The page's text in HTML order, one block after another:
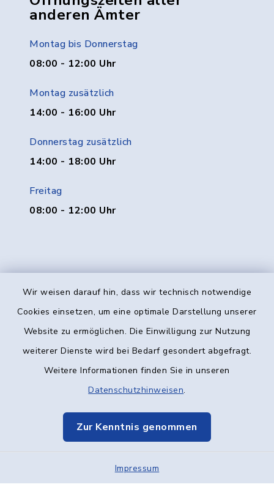
Wir weisen darauf hin, dass wir technisch notwendige
Cookies einsetzen, um eine optimale Darstellung unserer
Website zu ermöglichen. Die Einwilligung zur Nutzung
weiterer Dienste wird bei Bedarf gesondert abgefragt.
Weitere Informationen finden Sie in unseren
Datenschutzhinweisen.
Zur Kenntnis genommen
Impressum
anderen Ämter
Montag bis Donnerstag
08:00 - 12:00 Uhr
Montag zusätzlich
14:00 - 16:00 Uhr
Donnerstag zusätzlich
14:00 - 18:00 Uhr
Freitag
08:00 - 12:00 Uhr
Kontakt
Datenschutz
Elektronische Kommunikation
Sitemap